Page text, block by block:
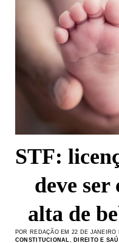
STF:
deve ser
alta de
POR REDAÇÃO EM 22 DE JANEIRO
CONSTITUCIONAL, DIREITO E